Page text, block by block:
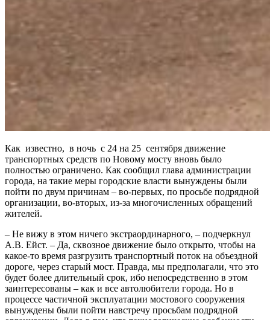
Как известно, в ночь с 24 на 25 сентября движение
транспортных средств по Новому мосту вновь было
полностью ограничено. Как сообщил глава администрации
города, на такие меры городские власти вынуждены были
пойти по двум причинам – во-первых, по просьбе подрядной
организации, во-вторых, из-за многочисленных обращений
жителей.
– Не вижу в этом ничего экстраординарного, – подчеркнул
А.В. Ейст. – Да, сквозное движение было открыто, чтобы на
какое-то время разгрузить транспортный поток на объездной
дороге, через старый мост. Правда, мы предполагали, что это
будет более длительный срок, ибо непосредственно в этом
заинтересованы – как и все автолюбители города. Но в
процессе частичной эксплуатации мостового сооружения
вынуждены были пойти навстречу просьбам подрядной